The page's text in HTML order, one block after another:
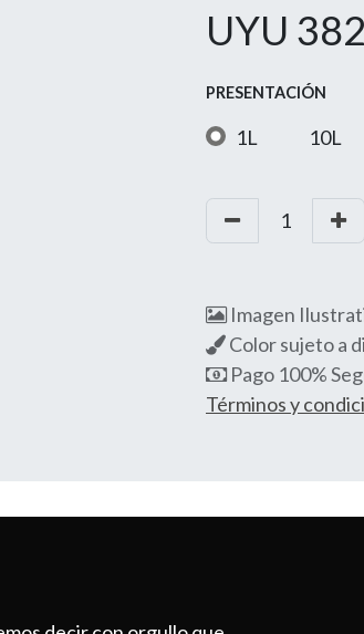
UYU
PRESENTACIÓN
1L 10L
Imagen
Color sujeto a
Pago 100%
Términos y